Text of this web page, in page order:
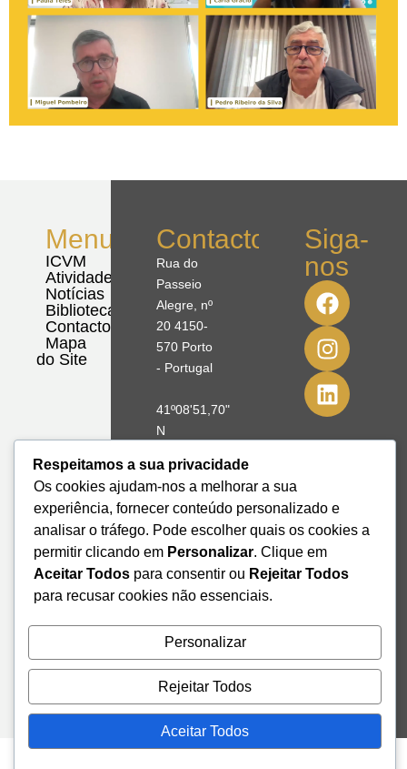
Menu
ICVM
Atividades
Notícias
Biblioteca
Contactos
Mapa
do Site
Contactos
Rua do
Passeio
Alegre, nº
20 4150-
570 Porto
- Portugal
41º08'51,70"
N
W
+351 228
328 115
geral@institutodemobilidade.org
Subscreva
a
Newsletter
Send
Siga-
nos
Respeitamos a sua privacidade
Os cookies ajudam-nos a melhorar a sua
experiência, fornecer conteúdo personalizado e
analisar o tráfego. Pode escolher quais os cookies a
permitir clicando em Personalizar. Clique em
Aceitar Todos para consentir ou Rejeitar Todos
para recusar cookies não essenciais.
Personalizar
Rejeitar Todos
Aceitar Todos